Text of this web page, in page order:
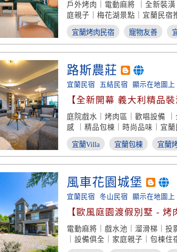
戶外烤肉｜電動麻將 ｜全新裝
庭親子｜梅花湖景點｜宜蘭民宿
宜蘭烤肉民宿 寵物友善
路斯農莊
宜蘭民宿 五結民宿 顯示在地圖上
【全新開幕 義大利精品
味】
庭院戲水｜烤肉區｜歡唱設備
感 ｜精品包棟｜時尚品味｜宜蘭
宜蘭Villa 宜蘭包棟 宜蘭
風車花園城堡
宜蘭民宿 冬山民宿 顯示在地圖上
【歐風庭園渡假別墅 -
梯玩樂】
電動麻將｜戲水池｜溜滑梯｜投
｜設備俱全｜家庭親子｜包棟住